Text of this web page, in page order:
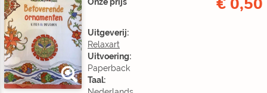
Onze prijs
Uitgeverij:
Relaxart
Uitvoering:
Paperback
Taal: